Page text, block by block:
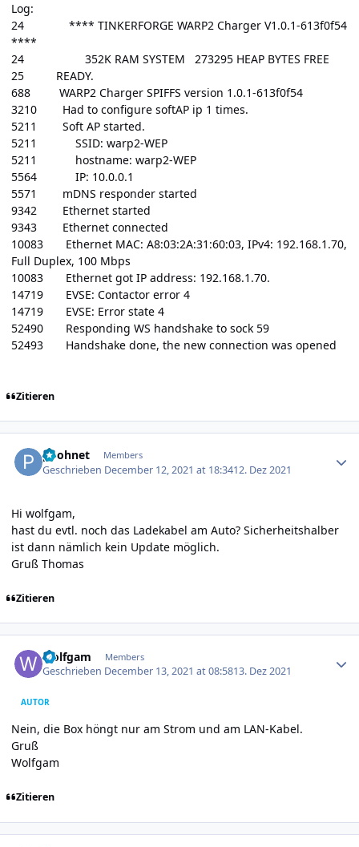
Log:
24 **** TINKERFORGE WARP2 Charger V1.0.1-613f0f54
****
24 352K RAM SYSTEM 273295 HEAP BYTES FREE
25 READY.
688 WARP2 Charger SPIFFS version 1.0.1-613f0f54
3210 Had to configure softAP ip 1 times.
5211 Soft AP started.
5211 SSID: warp2-WEP
5211 hostname: warp2-WEP
5564 IP: 10.0.0.1
5571 mDNS responder started
9342 Ethernet started
9343 Ethernet connected
10083 Ethernet MAC: A8:03:2A:31:60:03, IPv4: 192.168.1.70,
Full Duplex, 100 Mbps
10083 Ethernet got IP address: 192.168.1.70.
14719 EVSE: Contactor error 4
14719 EVSE: Error state 4
52490 Responding WS handshake to sock 59
52493 Handshake done, the new connection was opened
Zitieren
poohnet Members
Geschrieben December 12, 2021 at 18:3412. Dez 2021
Hi wolfgam,
hast du evtl. noch das Ladekabel am Auto? Sicherheitshalber
ist dann nämlich kein Update möglich.
Gruß Thomas
Zitieren
wolfgam Members
Geschrieben December 13, 2021 at 08:5813. Dez 2021
AUTOR
Nein, die Box höngt nur am Strom und am LAN-Kabel.
Gruß
Wolfgam
Zitieren